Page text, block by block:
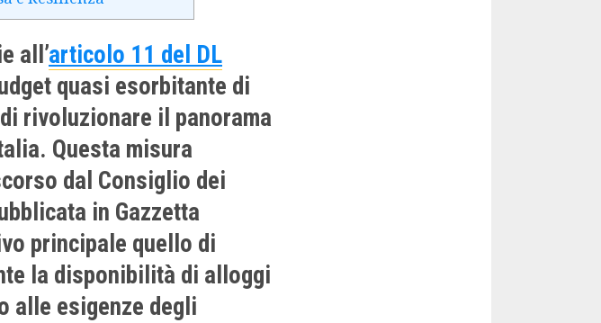
all’articolo 11 del DL
quasi esorbitante di
rivoluzionare il panorama
Questa misura
dal Consiglio dei
in Gazzetta
principale quello di
la disponibilità di alloggi
alle esigenze degli